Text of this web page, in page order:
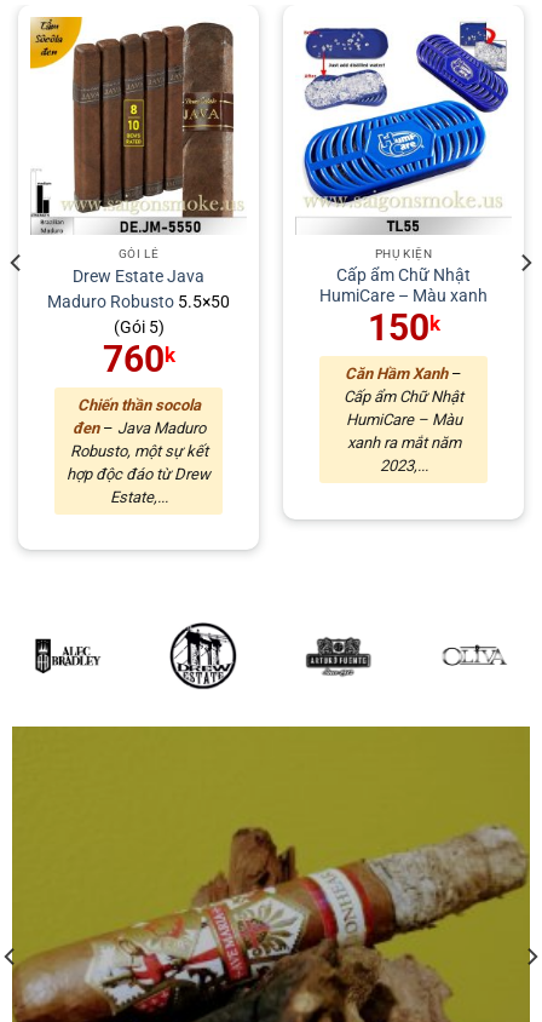
GÓI LẺ
Drew EstateJava
Maduro Robusto 5.5×50
(Gói 5)
760 k
Chiến thần socola
đen– Java Maduro
Robusto, một sự kết
hợp độc đáo từ Drew
Estate,...
PHỤ KIỆN
Cấp ẩm Chữ Nhật
HumiCare – Màu xanh
150k
Căn Hầm Xanh–
Cấp ẩm Chữ Nhật
HumiCare – Màu
xanh ra mắt năm
2023,...